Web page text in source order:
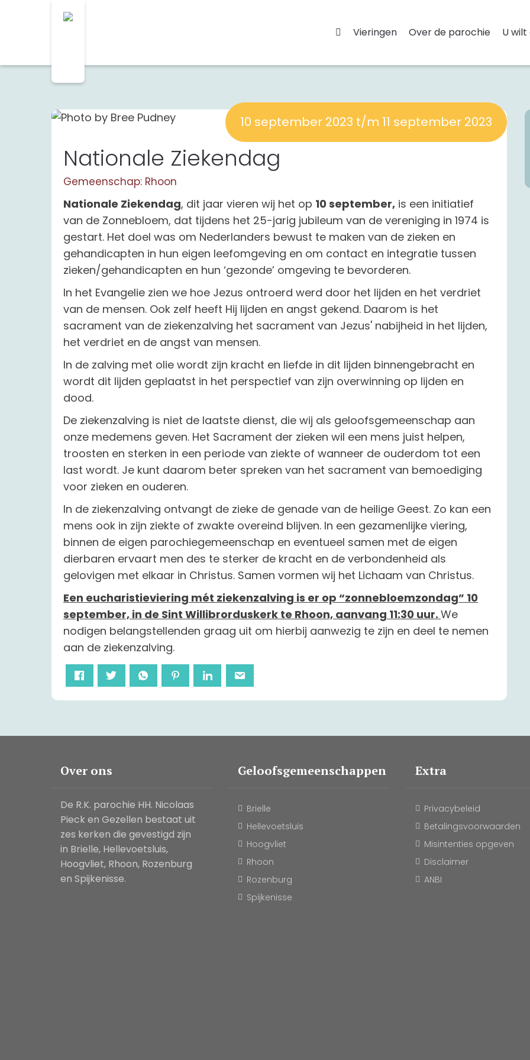
Vieringen Over de parochie U wilt
10 september 2023 t/m 11 september 2023
Nationale Ziekendag
Gemeenschap: Rhoon
Nationale Ziekendag, dit jaar vieren wij het op 10 september, is een initiatief
van de Zonnebloem, dat tijdens het 25-jarig jubileum van de vereniging in 1974 is
gestart. Het doel was om Nederlanders bewust te maken van de zieken en
gehandicapten in hun eigen leefomgeving en om contact en integratie tussen
zieken/gehandicapten en hun ‘gezonde’ omgeving te bevorderen.
In het Evangelie zien we hoe Jezus ontroerd werd door het lijden en het verdriet
van de mensen. Ook zelf heeft Hij lijden en angst gekend. Daarom is het
sacrament van de ziekenzalving het sacrament van Jezus' nabijheid in het lijden,
het verdriet en de angst van mensen.
In de zalving met olie wordt zijn kracht en liefde in dit lijden binnengebracht en
wordt dit lijden geplaatst in het perspectief van zijn overwinning op lijden en
dood.
De ziekenzalving is niet de laatste dienst, die wij als geloofsgemeenschap aan
onze medemens geven. Het Sacrament der zieken wil een mens juist helpen,
troosten en sterken in een periode van ziekte of wanneer de ouderdom tot een
last wordt. Je kunt daarom beter spreken van het sacrament van bemoediging
voor zieken en ouderen.
In de ziekenzalving ontvangt de zieke de genade van de heilige Geest. Zo kan een
mens ook in zijn ziekte of zwakte overeind blijven. In een gezamenlijke viering,
binnen de eigen parochiegemeenschap en eventueel samen met de eigen
dierbaren ervaart men des te sterker de kracht en de verbondenheid als
gelovigen met elkaar in Christus. Samen vormen wij het Lichaam van Christus.
Een eucharistieviering mét ziekenzalving is er op “zonnebloemzondag” 10
september, in de Sint Willibrorduskerk te Rhoon, aanvang 11:30 uur. We
nodigen belangstellenden graag uit om hierbij aanwezig te zijn en deel te nemen
aan de ziekenzalving.
Over ons
De R.K. parochie HH. Nicolaas
Pieck en Gezellen bestaat uit
zes kerken die gevestigd zijn
in Brielle, Hellevoetsluis,
Hoogvliet, Rhoon, Rozenburg
en Spijkenisse.
Geloofsgemeenschappen
Brielle
Hellevoetsluis
Hoogvliet
Rhoon
Rozenburg
Spijkenisse
Extra
Privacybeleid
Betalingsvoorwaarden
Misintenties opgeven
Disclaimer
ANBI